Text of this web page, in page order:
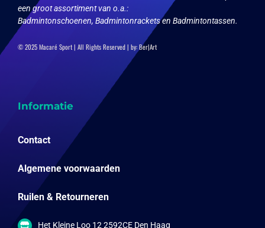
een groot assortiment van o.a.:
Badmintonschoenen, Badmintonrackets en Badmintontassen.
© 2025 Macaré Sport | All Rights Reserved | by:Ber|Art
Informatie
Contact
Algemene voorwaarden
Ruilen & Retourneren
Het Kleine Loo 12 2592CE Den Haag